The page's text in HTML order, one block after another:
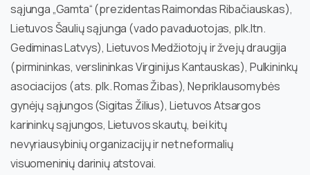
sąjunga „Gamta“ (prezidentas Raimondas Ribačiauskas),
Lietuvos Šaulių sąjunga (vado pavaduotojas, plk.ltn.
Gediminas Latvys), Lietuvos Medžiotojų ir žvejų draugija
(pirmininkas, verslininkas Virginijus Kantauskas), Pulkininkų
asociacijos (ats. plk. Romas Žibas), Nepriklausomybės
gynėjų sąjungos (Sigitas Žilius), Lietuvos Atsargos
karininkų sąjungos, Lietuvos skautų, bei kitų
nevyriausybinių organizacijų ir net neformalių
visuomeninių darinių atstovai.